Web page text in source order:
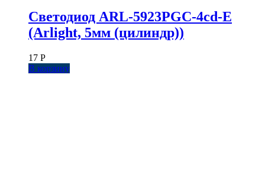
Светодиод ARL-5923PGC-4cd-E
(Arlight, 5мм (цилиндр))
17 Р
В корзину